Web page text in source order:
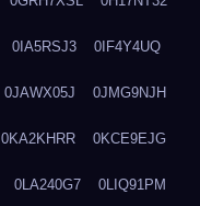
0IA5RSJ3 0IF4Y4UQ
0JAWX05J 0JMG9NJH
0KA2KHRR 0KCE9EJG
0LA240G7 0LIQ91PM